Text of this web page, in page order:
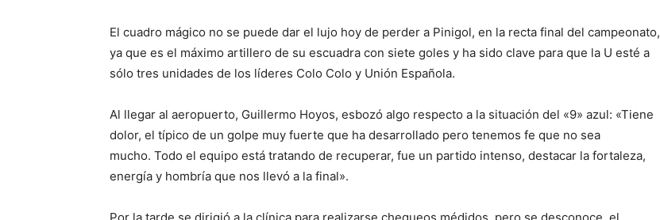
El cuadro mágico no se puede dar el lujo hoy de perder a Pinigol, en la recta final del campeonato,
ya que es el máximo artillero de su escuadra con siete goles y ha sido clave para que la U esté a
sólo tres unidades de los líderes Colo Colo y Unión Española.
Al llegar al aeropuerto, Guillermo Hoyos, esbozó algo respecto a la situación del «9» azul: «Tiene
dolor, el típico de un golpe muy fuerte que ha desarrollado pero tenemos fe que no sea
mucho. Todo el equipo está tratando de recuperar, fue un partido intenso, destacar la fortaleza,
energía y hombría que nos llevó a la final».